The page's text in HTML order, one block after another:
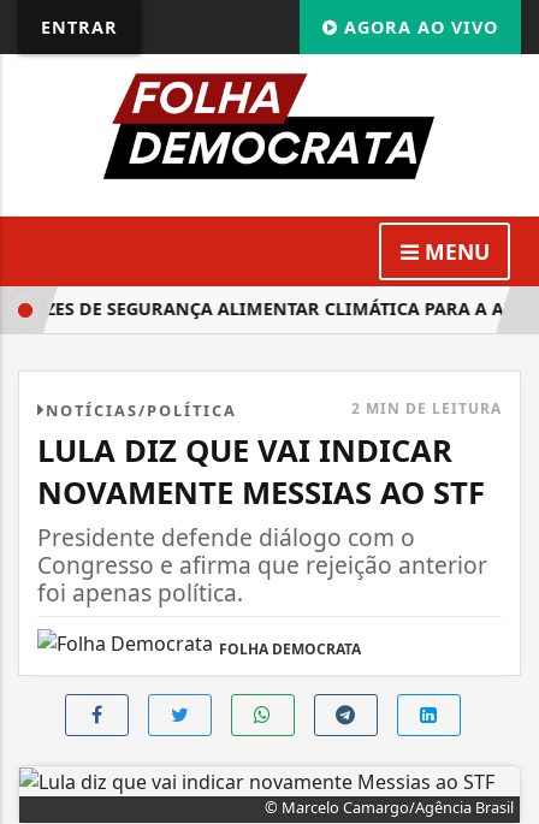
ENTRAR AGORA AO VIVO
MENU
DE SEGURANÇA ALIMENTAR CLIMÁTICA PARA A
NOTÍCIAS/POLÍTICA 2 MIN DE LEITURA
LULA DIZ QUE VAI INDICAR
NOVAMENTE MESSIAS AO STF
Presidente defende diálogo com o
Congresso e afirma que rejeição anterior
foi apenas política.
FOLHA DEMOCRATA
© Marcelo Camargo/Agência Brasil